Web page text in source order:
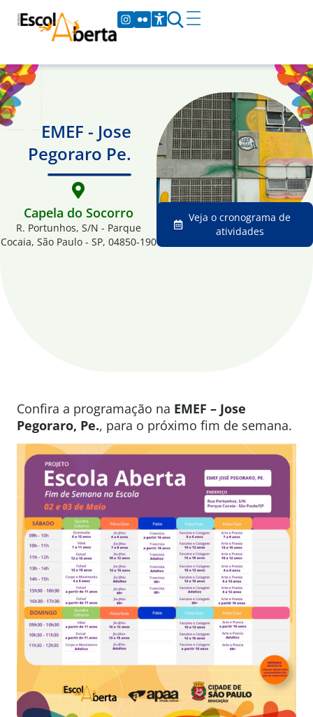
EMEF - Jose
Pegoraro Pe.
Capela do Socorro
R. Portunhos, S/N - Parque
Cocaia, São Paulo - SP, 04850-190
Veja o cronograma de
atividades
Confira a programação na EMEF – Jose
Pegoraro, Pe., para o próximo fim de semana.